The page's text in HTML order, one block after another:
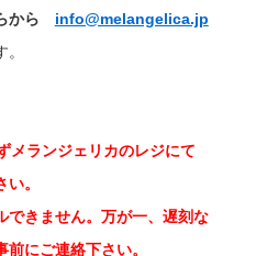
から info@melangelica.jp
メランジェリカのレジにて
。
きません。万が一、遅刻な
にご連絡下さい。